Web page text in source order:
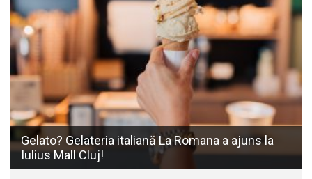
Gelato? Gelateria italiană La Romana a ajuns la
Iulius Mall Cluj!